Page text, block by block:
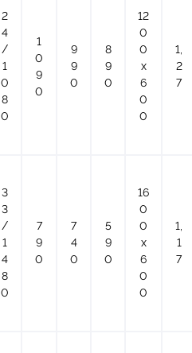
2
4
/
1
0
8
0
1
0
9
0
9
9
0
8
9
0
12
0
0
х
6
0
0
1,
2
7
3
3
/
1
4
8
0
7
9
0
7
4
0
5
9
0
16
0
0
х
6
0
0
1,
1
7